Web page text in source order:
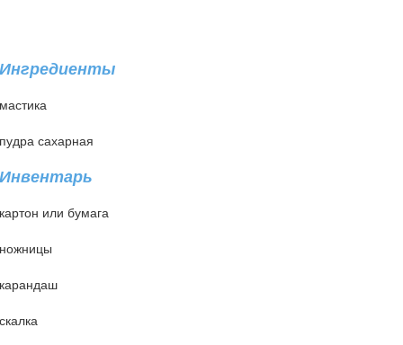
Ингредиенты
мастика
пудра сахарная
Инвентарь
картон или бумага
ножницы
карандаш
скалка